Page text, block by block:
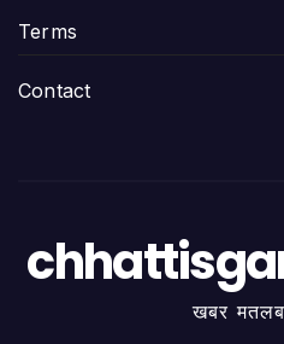
Terms
Contact
खबर मतलब